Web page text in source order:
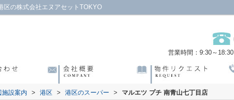
区の株式会社エヌアセットTOKYO
営業時間：9:30～18:30
施設案内 > 港区 > 港区のスーパー > マルエツ プチ 南青山七丁目店